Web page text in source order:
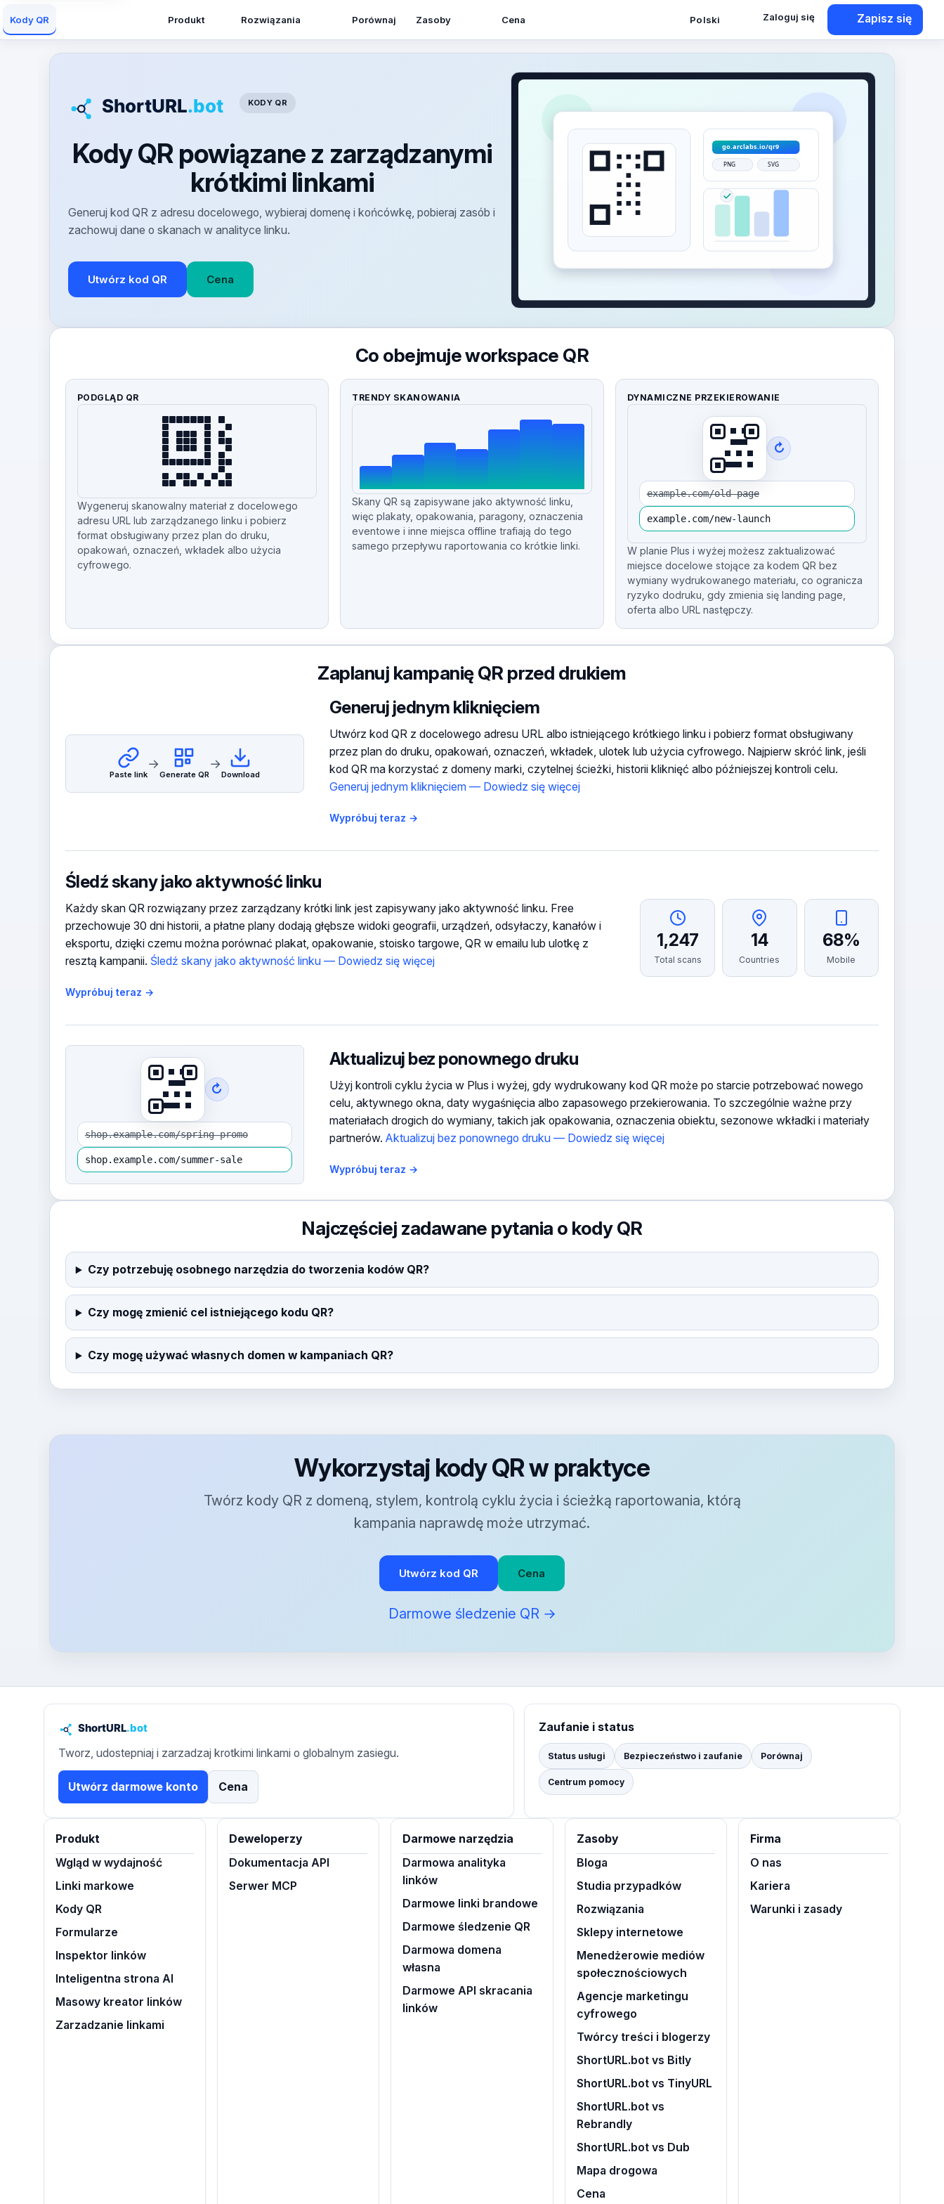
Kody QR Produkt Rozwiązania Porównaj Zasoby Cena Polski Zaloguj się Zapisz się
KODY QR
Kody QR powiązane z zarządzanymi
krótkimi linkami
Generuj kod QR z adresu docelowego, wybieraj domenę i końcówkę, pobieraj zasób i
zachowuj dane o skanach w analityce linku.
Utwórz kod QR Cena
Co obejmuje workspace QR
PODGLĄD QR
Wygeneruj skanowalny materiał z docelowego
adresu URL lub zarządzanego linku i pobierz
format obsługiwany przez plan do druku,
opakowań, oznaczeń, wkładek albo użycia
cyfrowego.
TRENDY SKANOWANIA
Skany QR są zapisywane jako aktywność linku,
więc plakaty, opakowania, paragony, oznaczenia
eventowe i inne miejsca offline trafiają do tego
samego przepływu raportowania co krótkie linki.
DYNAMICZNE PRZEKIEROWANIE
↻
example.com/old-page
example.com/new-launch
W planie Plus i wyżej możesz zaktualizować
miejsce docelowe stojące za kodem QR bez
wymiany wydrukowanego materiału, co ogranicza
ryzyko dodruku, gdy zmienia się landing page,
oferta albo URL następczy.
Zaplanuj kampanię QR przed drukiem
Paste link
→
Generate QR
→
Download
Generuj jednym kliknięciem
Utwórz kod QR z docelowego adresu URL albo istniejącego krótkiego linku i pobierz format obsługiwany
przez plan do druku, opakowań, oznaczeń, wkładek, ulotek lub użycia cyfrowego. Najpierw skróć link, jeśli
kod QR ma korzystać z domeny marki, czytelnej ścieżki, historii kliknięć albo późniejszej kontroli celu.
Generuj jednym kliknięciem — Dowiedz się więcej
Wypróbuj teraz →
1,247
Total scans
14
Countries
68%
Mobile
Śledź skany jako aktywność linku
Każdy skan QR rozwiązany przez zarządzany krótki link jest zapisywany jako aktywność linku. Free
przechowuje 30 dni historii, a płatne plany dodają głębsze widoki geografii, urządzeń, odsyłaczy, kanałów i
eksportu, dzięki czemu można porównać plakat, opakowanie, stoisko targowe, QR w emailu lub ulotkę z
resztą kampanii. Śledź skany jako aktywność linku — Dowiedz się więcej
Wypróbuj teraz →
↻
shop.example.com/spring-promo
shop.example.com/summer-sale
Aktualizuj bez ponownego druku
Użyj kontroli cyklu życia w Plus i wyżej, gdy wydrukowany kod QR może po starcie potrzebować nowego
celu, aktywnego okna, daty wygaśnięcia albo zapasowego przekierowania. To szczególnie ważne przy
materiałach drogich do wymiany, takich jak opakowania, oznaczenia obiektu, sezonowe wkładki i materiały
partnerów. Aktualizuj bez ponownego druku — Dowiedz się więcej
Wypróbuj teraz →
Najczęściej zadawane pytania o kody QR
Czy potrzebuję osobnego narzędzia do tworzenia kodów QR?
Czy mogę zmienić cel istniejącego kodu QR?
Czy mogę używać własnych domen w kampaniach QR?
Wykorzystaj kody QR w praktyce
Twórz kody QR z domeną, stylem, kontrolą cyklu życia i ścieżką raportowania, którą
kampania naprawdę może utrzymać.
Utwórz kod QR Cena
Darmowe śledzenie QR →
Tworz, udostepniaj i zarzadzaj krotkimi linkami o globalnym zasiegu.
Utwórz darmowe konto Cena
Zaufanie i status
Status usługi Bezpieczeństwo i zaufanie Porównaj
Centrum pomocy
Produkt
Wgląd w wydajność
Linki markowe
Kody QR
Formularze
Inspektor linków
Inteligentna strona AI
Masowy kreator linków
Zarzadzanie linkami
Deweloperzy
Dokumentacja API
Serwer MCP
Darmowe narzędzia
Darmowa analityka
linków
Darmowe linki brandowe
Darmowe śledzenie QR
Darmowa domena
własna
Darmowe API skracania
linków
Zasoby
Bloga
Studia przypadków
Rozwiązania
Sklepy internetowe
Menedżerowie mediów
społecznościowych
Agencje marketingu
cyfrowego
Twórcy treści i blogerzy
ShortURL.bot vs Bitly
ShortURL.bot vs TinyURL
ShortURL.bot vs
Rebrandly
ShortURL.bot vs Dub
Mapa drogowa
Cena
Firma
O nas
Kariera
Warunki i zasady